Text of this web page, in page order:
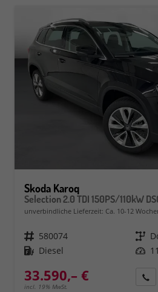
Skoda Karoq
Selection 2.0 TDI 150PS/110kW
unverbindliche Lieferzeit: Ca. 10-12
Fahrzeugnr. 580074 Getriebe
Kraftstoff Diesel Leistung
33.590,– €
incl. 19% MwSt.